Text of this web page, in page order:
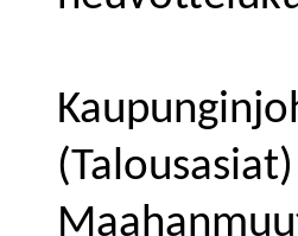
(Talous